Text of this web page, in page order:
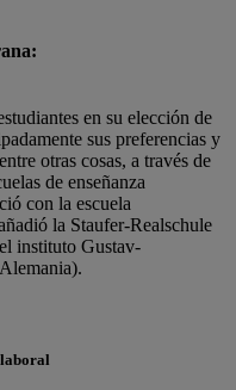
en su elección de
sus preferencias y
otras cosas, a través de
de enseñanza
con la escuela
la Staufer-Realschule
instituto Gustav-